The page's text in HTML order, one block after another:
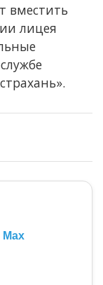
вместить
лицея